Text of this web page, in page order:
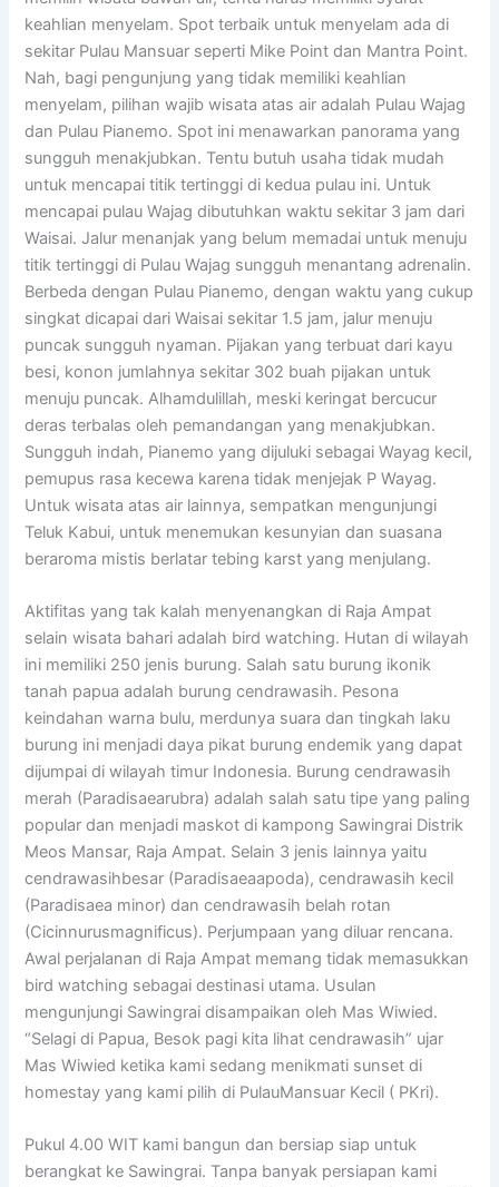
keahlian menyelam. Spot terbaik untuk menyelam ada di
sekitar Pulau Mansuar seperti Mike Point dan Mantra Point.
Nah, bagi pengunjung yang tidak memiliki keahlian
menyelam, pilihan wajib wisata atas air adalah Pulau Wajag
dan Pulau Pianemo. Spot ini menawarkan panorama yang
sungguh menakjubkan. Tentu butuh usaha tidak mudah
untuk mencapai titik tertinggi di kedua pulau ini. Untuk
mencapai pulau Wajag dibutuhkan waktu sekitar 3 jam dari
Waisai. Jalur menanjak yang belum memadai untuk menuju
titik tertinggi di Pulau Wajag sungguh menantang adrenalin.
Berbeda dengan Pulau Pianemo, dengan waktu yang cukup
singkat dicapai dari Waisai sekitar 1.5 jam, jalur menuju
puncak sungguh nyaman. Pijakan yang terbuat dari kayu
besi, konon jumlahnya sekitar 302 buah pijakan untuk
menuju puncak. Alhamdulillah, meski keringat bercucur
deras terbalas oleh pemandangan yang menakjubkan.
Sungguh indah, Pianemo yang dijuluki sebagai Wayag kecil,
pemupus rasa kecewa karena tidak menjejak P Wayag.
Untuk wisata atas air lainnya, sempatkan mengunjungi
Teluk Kabui, untuk menemukan kesunyian dan suasana
beraroma mistis berlatar tebing karst yang menjulang.
Aktifitas yang tak kalah menyenangkan di Raja Ampat
selain wisata bahari adalah bird watching. Hutan di wilayah
ini memiliki 250 jenis burung. Salah satu burung ikonik
tanah papua adalah burung cendrawasih. Pesona
keindahan warna bulu, merdunya suara dan tingkah laku
burung ini menjadi daya pikat burung endemik yang dapat
dijumpai di wilayah timur Indonesia. Burung cendrawasih
merah (Paradisaearubra) adalah salah satu tipe yang paling
popular dan menjadi maskot di kampong Sawingrai Distrik
Meos Mansar, Raja Ampat. Selain 3 jenis lainnya yaitu
cendrawasihbesar (Paradisaeaapoda), cendrawasih kecil
(Paradisaea minor) dan cendrawasih belah rotan
(Cicinnurusmagnificus). Perjumpaan yang diluar rencana.
Awal perjalanan di Raja Ampat memang tidak memasukkan
bird watching sebagai destinasi utama. Usulan
mengunjungi Sawingrai disampaikan oleh Mas Wiwied.
“Selagi di Papua, Besok pagi kita lihat cendrawasih” ujar
Mas Wiwied ketika kami sedang menikmati sunset di
homestay yang kami pilih di PulauMansuar Kecil ( PKri).
Pukul 4.00 WIT kami bangun dan bersiap siap untuk
berangkat ke Sawingrai. Tanpa banyak persiapan kami